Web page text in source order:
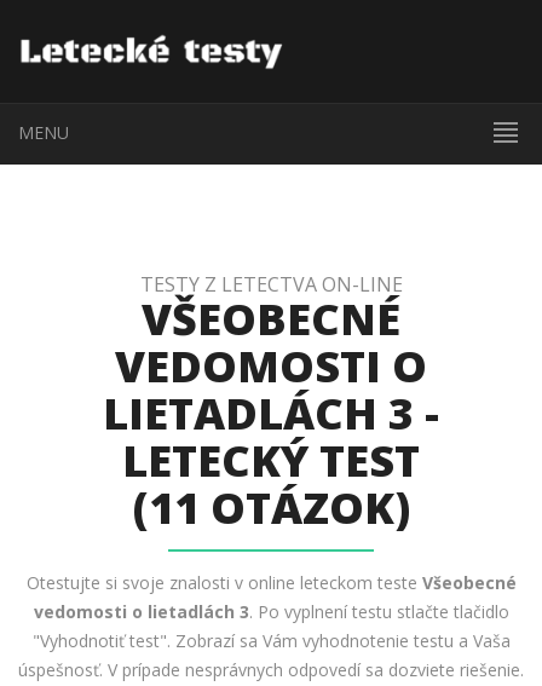
MENU
TESTY Z LETECTVA ON-LINE
VŠEOBECNÉ
VEDOMOSTI O
LIETADLÁCH 3 -
LETECKÝ TEST
(11 OTÁZOK)
Otestujte si svoje znalosti v online leteckom teste Všeobecné
vedomosti o lietadlách 3. Po vyplnení testu stlačte tlačidlo
"Vyhodnotiť test". Zobrazí sa Vám vyhodnotenie testu a Vaša
úspešnosť. V prípade nesprávnych odpovedí sa dozviete riešenie.